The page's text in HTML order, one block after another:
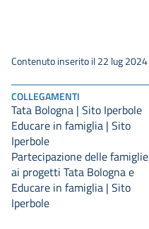
COLLEGAMENTI
Tata Bologna | Sito Iperbole
Educare in famiglia | Sito
Iperbole
Partecipazione delle famiglie
ai progetti Tata Bologna e
Educare in famiglia | Sito
Iperbole
Contenuto inserito il 22 lug 2024